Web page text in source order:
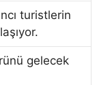
turistlerin
gelecek